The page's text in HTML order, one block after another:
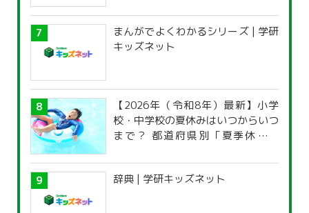
まんがでよくわかるシリーズ | 学研
キッズネット
【2026年（令和8年）最新】小学
校・中学校の夏休みはいつからいつ
まで？ 都道府県別「夏季休暇一
辞典 | 学研キッズネット